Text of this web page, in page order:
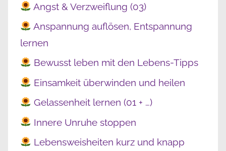
Angst & Verzweiflung (03)
Anspannung auflösen, Entspannung
lernen
Bewusst leben mit den Lebens-Tipps
Einsamkeit überwinden und heilen
Gelassenheit lernen (01 + …)
Innere Unruhe stoppen
Lebensweisheiten kurz und knapp